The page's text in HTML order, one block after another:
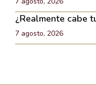
¿Realmente cabe
7 agosto, 2026